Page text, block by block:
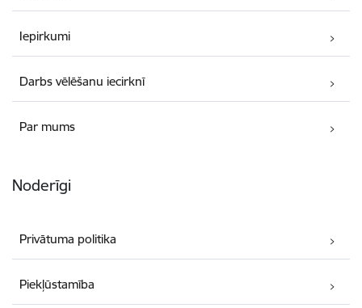
Iepirkumi
Darbs vēlēšanu iecirknī
Par mums
Noderīgi
Privātuma politika
Piekļūstamība